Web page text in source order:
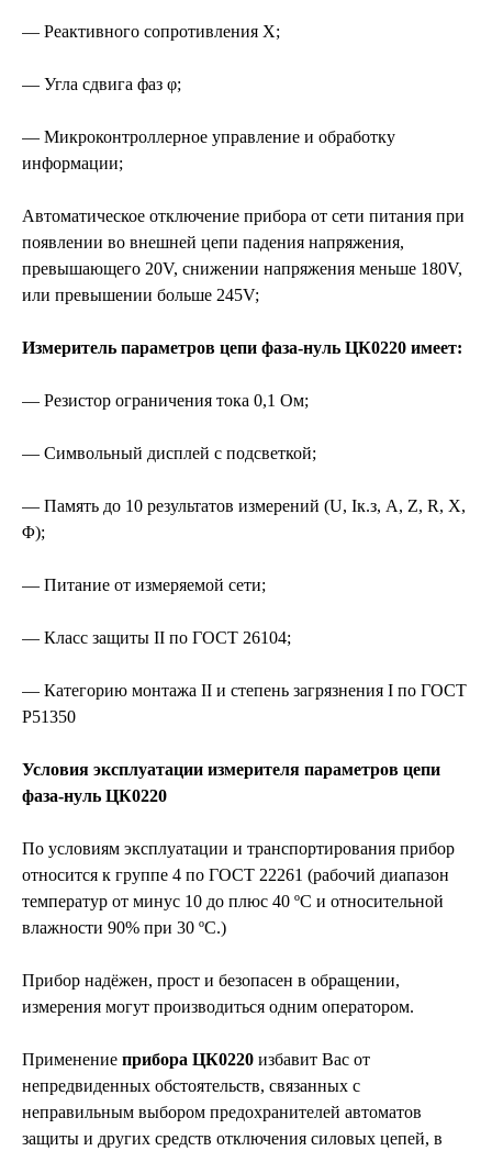
— Реактивного сопротивления X;
— Угла сдвига фаз φ;
— Микроконтроллерное управление и обработку
информации;
Автоматическое отключение прибора от сети питания при
появлении во внешней цепи падения напряжения,
превышающего 20V, снижении напряжения меньше 180V,
или превышении больше 245V;
Измеритель параметров цепи фаза-нуль ЦК0220 имеет:
— Резистор ограничения тока 0,1 Ом;
— Символьный дисплей с подсветкой;
— Память до 10 результатов измерений (U, Ік.з, A, Z, R, X,
Φ);
— Питание от измеряемой сети;
— Класс защиты ІІ по ГОСТ 26104;
— Категорию монтажа ІІ и степень загрязнения І по ГОСТ
Р51350
Условия эксплуатации измерителя параметров цепи
фаза-нуль ЦК0220
По условиям эксплуатации и транспортирования прибор
относится к группе 4 по ГОСТ 22261 (рабочий диапазон
температур от минус 10 до плюс 40 ºС и относительной
влажности 90% при 30 ºС.)
Прибор надёжен, прост и безопасен в обращении,
измерения могут производиться одним оператором.
Применение прибора ЦК0220 избавит Вас от
непредвиденных обстоятельств, связанных с
неправильным выбором предохранителей автоматов
защиты и других средств отключения силовых цепей, в